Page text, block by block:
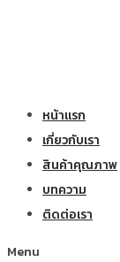
หน้าแรก
เกี่ยวกับเรา
สินค้าคุณภาพ
บทความ
ติดต่อเรา
Menu